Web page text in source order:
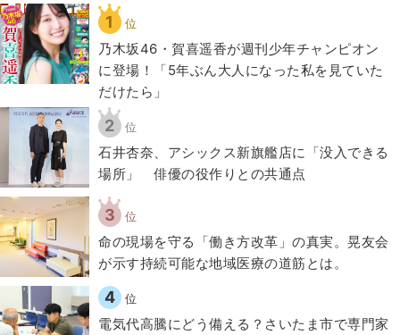
1 位
乃木坂46・賀喜遥香が週刊少年チャンピオン
に登場！「5年ぶん大人になった私を見ていた
だけたら」
2 位
石井杏奈、アシックス新旗艦店に「没入できる
場所」 俳優の役作りとの共通点
3 位
​命の現場を守る「働き方改革」の真実。晃友会
が示す持続可能な地域医療の道筋とは。
4 位
電気代高騰にどう備える？さいたま市で専門家